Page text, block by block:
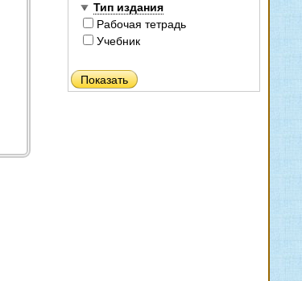
Тип издания
Рабочая тетрадь
Учебник